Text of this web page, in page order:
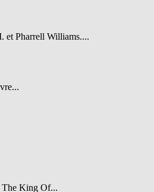
et Pharrell Williams....
The King Of...